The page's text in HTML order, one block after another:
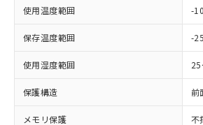
使用温度範囲 -
保存温度範囲 -
使用湿度範囲
保護構造 前
メモリ保護 不
商品の当社在庫状況およ
(税抜)を提供させていた
当社制御機器事業取扱商
本サービスの対象外とな
ことをご了承ください。
在庫状況および標準価格
記載している更新日時点
非含有の対応状況を調査中また
非該当品：ライセンス料など無
害物質有無と関係のない商品で
仕入先様の事情により、非含有
いたものが、含有品と判明し
むを得ず変更することがありま
*EU RoHS指令（10物質）：
※1 中国RoHS○×表
「○」：最大均質材料含有率が
「×」：最大均質材料含有率が
基準値を超えていることを示し
「－」：未確認です。当社販売
当社は、これら貴社製品
為替および外国貿易法に
（以下｢規制貨物等」と